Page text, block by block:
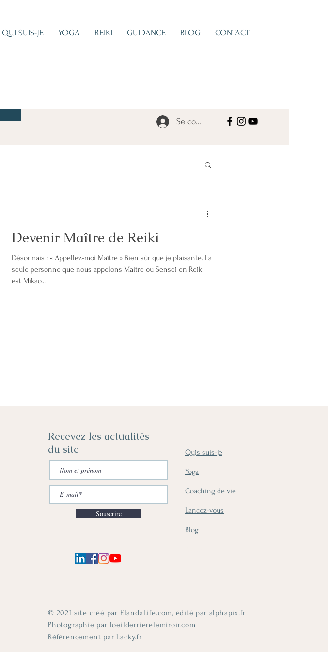
QUI SUIS-JE YOGA REIKI GUIDANCE BLOG CONTACT
Se connecter
Devenir Maître de Reiki
Désormais : « Appellez-moi Maître » Bien sûr que je plaisante. La
seule personne que nous appelons Maître ou Sensei en Reiki
est Mikao...
Recevez les actualités
du site
Souscrire
Quis suis-je
Yoga
Coaching de vie
Lancez-vous
Blog
© 2021 site créé par ElandaLife.com, édité par alphapix.fr
Photographie par loeilderrierelemiroir.com
Référencement par Lacky.fr